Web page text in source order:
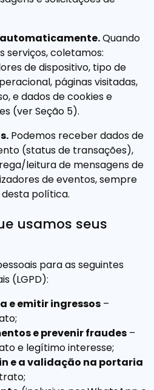
automaticamente.Quando
serviços, coletamos:
de dispositivo, tipo de
páginas visitadas,
e dados de cookies e
(ver Seção 5).
Podemos receber dados de
(status de transações),
leitura de mensagens de
de eventos, sempre
política.
usamos seus
para as seguintes
(LGPD):
e emitir ingressos –
e prevenir fraudes –
e legítimo interesse;
e a validação na portaria